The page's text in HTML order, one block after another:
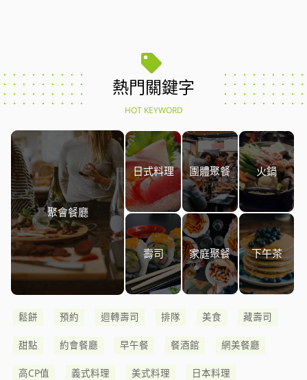
熱門關鍵字
HOT KEYWORD
聚會餐廳
日式料理 團體聚餐 火鍋
壽司 家庭聚餐 下午茶
鬆餅 預約 迴轉壽司 排隊 美食 藏壽司
甜點 約會餐廳 早午餐 餐酒館 網美餐廳
高CP值 義式料理 美式料理 日本料理